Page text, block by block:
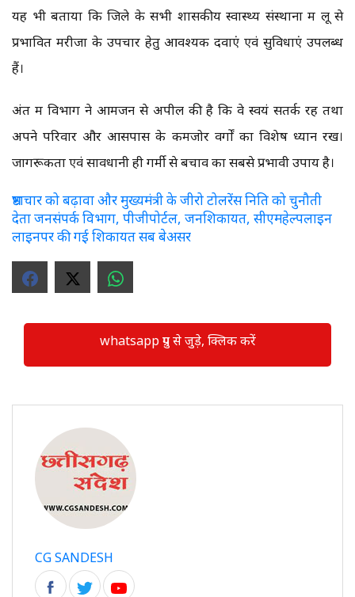
यह भी बताया कि जिले के सभी शासकीय स्वास्थ्य संस्थानों में लू से
प्रभावित मरीजों के उपचार हेतु आवश्यक दवाएं एवं सुविधाएं उपलब्ध
हैं।
अंत में विभाग ने आमजन से अपील की है कि वे स्वयं सतर्क रहें तथा
अपने परिवार और आसपास के कमजोर वर्गों का विशेष ध्यान रखें।
जागरूकता एवं सावधानी ही गर्मी से बचाव का सबसे प्रभावी उपाय है।
भ्रष्टाचार को बढ़ावा और मुख्यमंत्री के जीरो टोलरेंस निति को चुनौती
देता जनसंपर्क विभाग, पीजीपोर्टल, जनशिकायत, सीएमहेल्पलाइन
लाइनपर की गई शिकायत सब बेअसर
whatsapp ग्रुप से जुड़े, क्लिक करें
CG SANDESH